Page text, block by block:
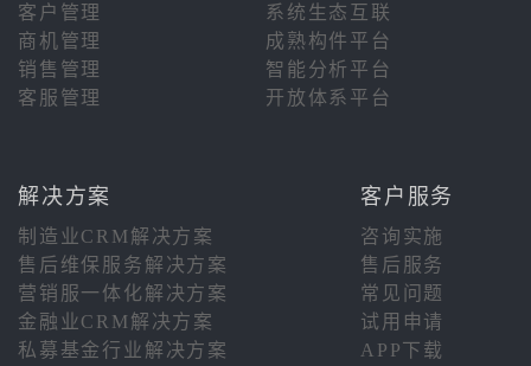
客户管理
系统生态互联
商机管理
成熟构件平台
销售管理
智能分析平台
客服管理
开放体系平台
解决方案 客户服务
制造业CRM解决方案
咨询实施
售后维保服务解决方案
售后服务
营销服一体化解决方案
常见问题
金融业CRM解决方案
试用申请
私募基金行业解决方案
APP下载